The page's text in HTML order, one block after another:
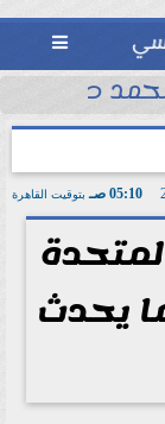

صلاح
05:10 صـ بتوقيت القاهرة
يحدث